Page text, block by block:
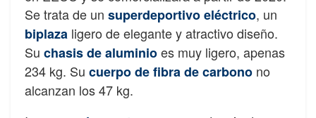
Se trata de un superdeportivo eléctrico, un
biplaza ligero de elegante y atractivo diseño.
Su chasis de aluminioes muy ligero, apenas
234 kg. Su cuerpo de fibra de carbono no
alcanzan los 47 kg.